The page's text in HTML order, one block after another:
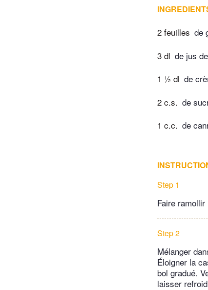
2 feuilles de
3 dl de jus
1 ½ dl de
2 c.s. de
1 c.c. de
Step 1
Faire ramollir
Step 2
Mélanger
Éloigner la
bol gradué.
laisser